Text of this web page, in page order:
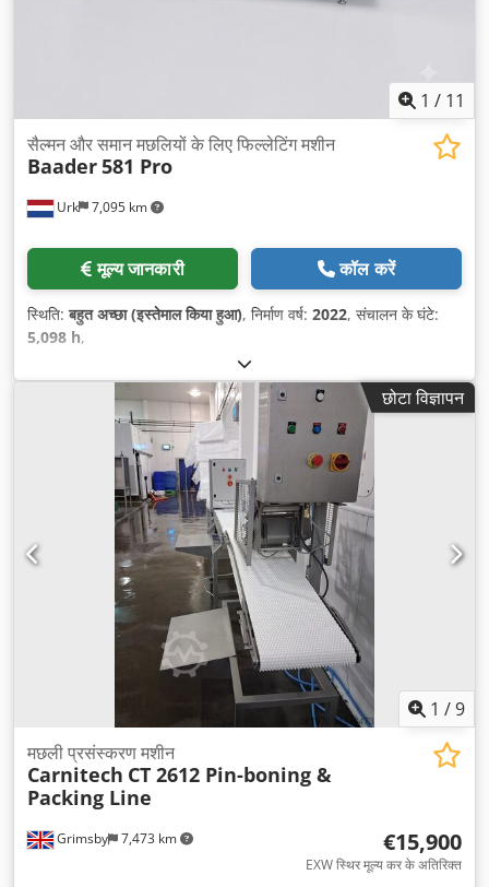
1 / 11
Urk 7,095 km
सैल्मन और समान मछलियों के लिए फिल्लेटिंग मशीन
Baader581 Pro
मूल्य जानकारी कॉल करें
स्थिति:बहुत अच्छा (इस्तेमाल किया हुआ), निर्माण वर्ष: 2022, संचालन के घंटे:
5,098 h,
छोटा विज्ञापन
1 /9
Grimsby 7,473 km
मछली प्रसंस्करण मशीन
Carnitech CT 2612 Pin-boning &
Packing Line
€15,900
EXW स्थिर मूल्य कर के अतिरिक्त